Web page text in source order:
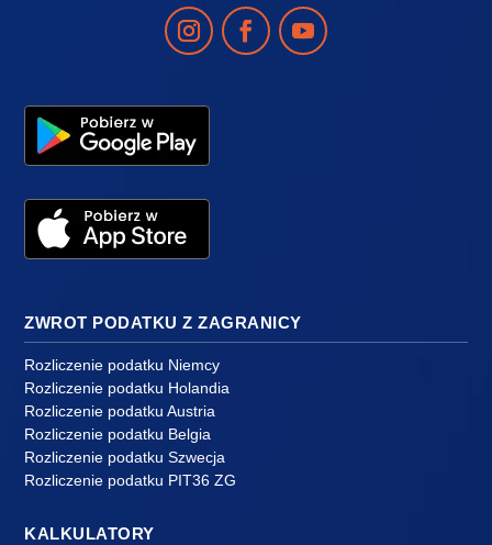
ZWROT PODATKU Z ZAGRANICY
Rozliczenie podatku Niemcy
Rozliczenie podatku Holandia
Rozliczenie podatku Austria
Rozliczenie podatku Belgia
Rozliczenie podatku Szwecja
Rozliczenie podatku PIT36 ZG
KALKULATORY